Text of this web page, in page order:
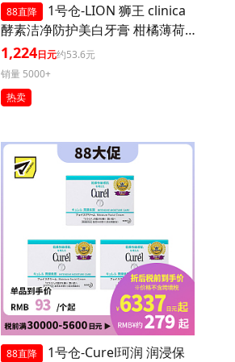
88直降
1号仓-LION 狮王 clinica
酵素洁净防护美白牙膏 柑橘薄荷 1
30g 3个装
1,224日元约53.6元
销量 5000+
热卖
88直降
1号仓-Curel珂润 润浸保